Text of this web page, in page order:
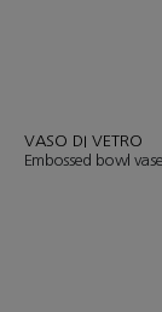
VASO DI VETRO